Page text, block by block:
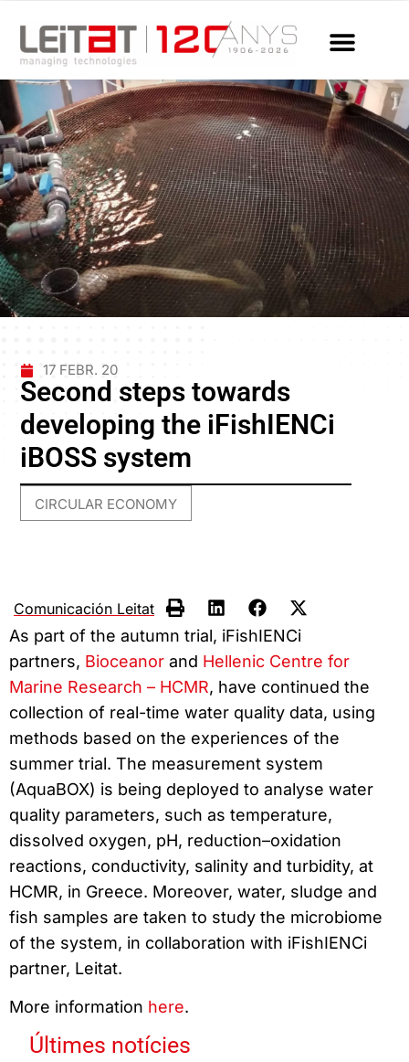
17 FEBR. 20
Second steps towards
developing the iFishIENCi
iBOSS system
CIRCULAR ECONOMY
Comunicación Leitat
As part of the autumn trial, iFishIENCi
partners, Bioceanor and Hellenic Centre for
Marine Research – HCMR, have continued the
collection of real-time water quality data, using
methods based on the experiences of the
summer trial. The measurement system
(AquaBOX) is being deployed to analyse water
quality parameters, such as temperature,
dissolved oxygen, pH, reduction–oxidation
reactions, conductivity, salinity and turbidity, at
HCMR, in Greece. Moreover, water, sludge and
fish samples are taken to study the microbiome
of the system, in collaboration with iFishIENCi
partner, Leitat.
More information here.
Últimes notícies